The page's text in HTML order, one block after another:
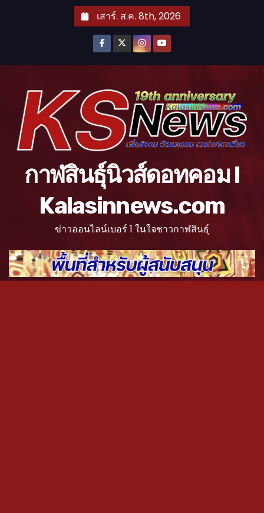
เสาร์. ส.ค. 8th, 2026
กาฬสินธุ์นิวส์ดอทคอม l
Kalasinnews.com
ข่าวออนไลน์เบอร์ 1 ในใจชาวกาฬสินธุ์